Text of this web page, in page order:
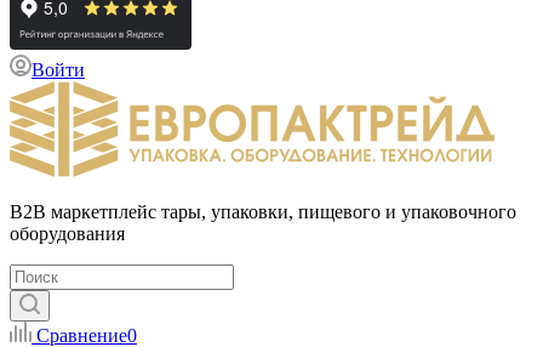
Войти
B2B маркетплейс тары, упаковки, пищевого и упаковочного
оборудования
Сравнение0